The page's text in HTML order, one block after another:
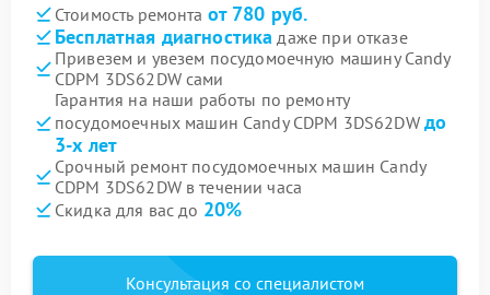
Стоимость ремонта от 780 руб.
Бесплатная диагностика даже при отказе
Привезем и увезем посудомоечную машину Candy
CDPM 3DS62DW сами
Гарантия на наши работы по ремонту
посудомоечных машин Candy CDPM 3DS62DW до
3-х лет
Срочный ремонт посудомоечных машин Candy
CDPM 3DS62DW в течении часа
Скидка для вас до 20%
Консультация со специалистом